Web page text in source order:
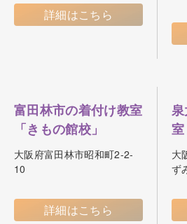
詳細はこちら
富田林市の着付け教室
「きもの館校」
大阪府富田林市昭和町2-2-
10
詳細はこちら
室
大
ず